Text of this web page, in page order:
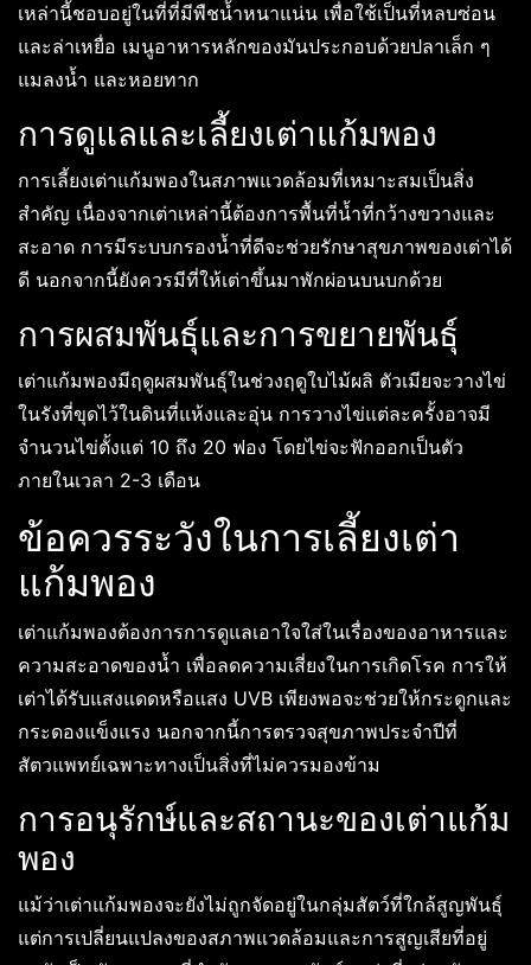
เหล่านี้ชอบอยู่ในที่ที่มีพืชน้ำหนาแน่น เพื่อใช้เป็นที่หลบซ่อน
และล่าเหยื่อ เมนูอาหารหลักของมันประกอบด้วยปลาเล็ก ๆ
แมลงน้ำ และหอยทาก
การดูแลและเลี้ยงเต่าแก้มพอง
การเลี้ยงเต่าแก้มพองในสภาพแวดล้อมที่เหมาะสมเป็นสิ่ง
สำคัญ เนื่องจากเต่าเหล่านี้ต้องการพื้นที่น้ำที่กว้างขวางและ
สะอาด การมีระบบกรองน้ำที่ดีจะช่วยรักษาสุขภาพของเต่าได้
ดี นอกจากนี้ยังควรมีที่ให้เต่าขึ้นมาพักผ่อนบนบกด้วย
การผสมพันธุ์และการขยายพันธุ์
เต่าแก้มพองมีฤดูผสมพันธุ์ในช่วงฤดูใบไม้ผลิ ตัวเมียจะวางไข่
ในรังที่ขุดไว้ในดินที่แห้งและอุ่น การวางไข่แต่ละครั้งอาจมี
จำนวนไข่ตั้งแต่ 10 ถึง 20 ฟอง โดยไข่จะฟักออกเป็นตัว
ภายในเวลา 2-3 เดือน
ข้อควรระวังในการเลี้ยงเต่า
แก้มพอง
เต่าแก้มพองต้องการการดูแลเอาใจใส่ในเรื่องของอาหารและ
ความสะอาดของน้ำ เพื่อลดความเสี่ยงในการเกิดโรค การให้
เต่าได้รับแสงแดดหรือแสง UVB เพียงพอจะช่วยให้กระดูกและ
กระดองแข็งแรง นอกจากนี้การตรวจสุขภาพประจำปีที่
สัตวแพทย์เฉพาะทางเป็นสิ่งที่ไม่ควรมองข้าม
การอนุรักษ์และสถานะของเต่าแก้ม
พอง
แม้ว่าเต่าแก้มพองจะยังไม่ถูกจัดอยู่ในกลุ่มสัตว์ที่ใกล้สูญพันธุ์
แต่การเปลี่ยนแปลงของสภาพแวดล้อมและการสูญเสียที่อยู่